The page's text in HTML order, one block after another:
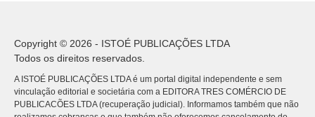
Copyright © 2026 - ISTOÉ PUBLICAÇÕES LTDA
Todos os direitos reservados.
A ISTOÉ PUBLICAÇÕES LTDA é um portal digital independente e sem
vinculação editorial e societária com a EDITORA TRES COMÉRCIO DE
PUBLICACÕES LTDA (recuperação judicial). Informamos também que não